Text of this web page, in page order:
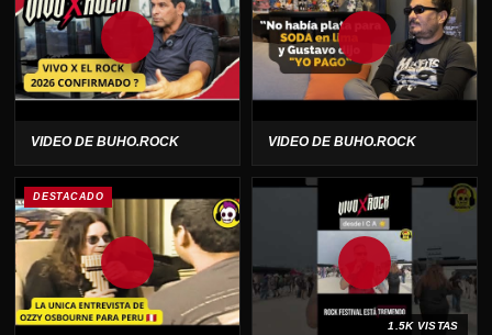
VIDEO DE BUHO.ROCK VIDEO DE BUHO.ROCK
DESTACADO
1.5K VISTAS